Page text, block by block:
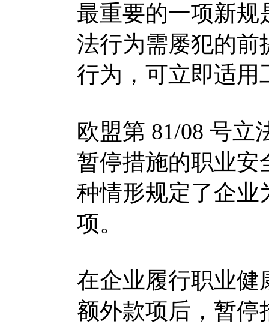
最重要的一项新规
法行为需屡犯的前
行为，可立即适用
欧盟第 81/08 号立
暂停措施的职业安
种情形规定了企业
项。
在企业履行职业健
额外款项后，暂停